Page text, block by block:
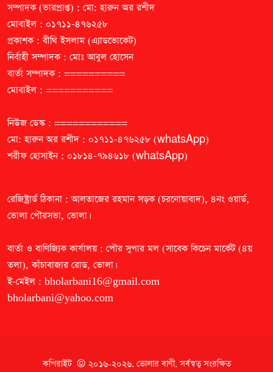
সম্পাদক (ভারপ্রাপ্ত) : মো: হারুন অর রশীদ
মোবাইল : ০১৭১১-৪৭৬২৫৮
প্রকাশক : বীথি ইসলাম (এ্যাডভোকেট)
নির্বাহী সম্পাদক : মোঃ আবুল হোসেন
বার্তা সম্পাদক : ==========
মোবাইল : ===========
নিউজ ডেস্ক : ============
মো: হারুন অর রশীদ : ০১৭১১-৪৭৬২৫৮ (whatsApp)
শরীফ হোসাইন : ০১৮১৪-৭৯৪৬১৮ (whatsApp)
রেজিষ্ট্রার্ড ঠিকানা : আলতাজের রহমান সড়ক (চরনোয়াবাদ), ৪নং ওয়ার্ড,
ভোলা পৌরসভা, ভোলা।
বার্তা ও বাণিজ্যিক কার্যালয় : পৌর সুপার মল (সাবেক কিচেন মার্কেট (৪য়
তলা), কাঁচাবাজার রোড, ভোলা।
ই-মেইল : bholarbani16@gmail.com
bholarbani@yahoo.com
কপিরাইট © ২০১৬-২০২৬. ভোলার বাণী. সর্বস্বত্ব সংরক্ষিত